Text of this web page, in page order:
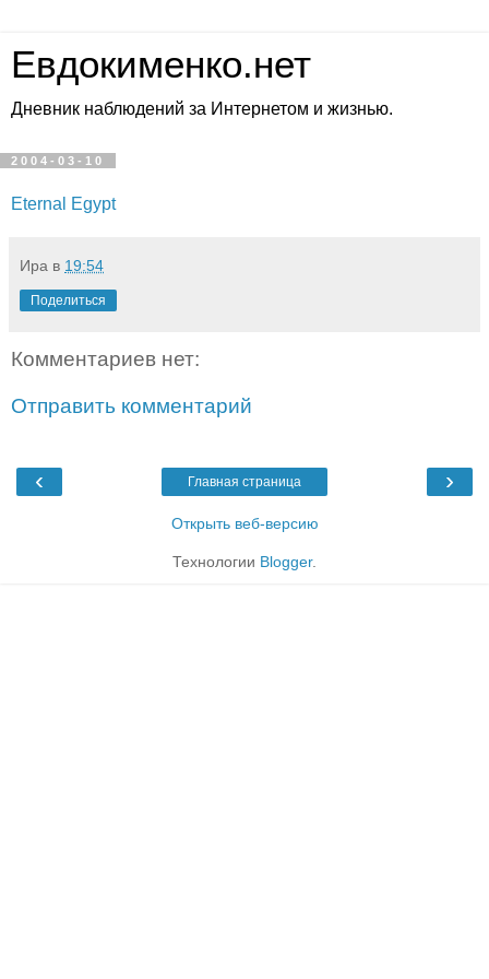
Евдокименко.нет
Дневник наблюдений за Интернетом и жизнью.
2004-03-10
Eternal Egypt
Ира в 19:54
Поделиться
Комментариев нет:
Отправить комментарий
‹ ›
Главная страница
Открыть веб-версию
Технологии Blogger.